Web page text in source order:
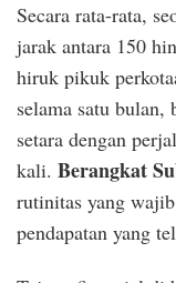
Secara rata-rata,
jarak antara 150
hiruk pikuk
selama satu
setara dengan
kali. Berangkat
rutinitas yang
pendapatan yang